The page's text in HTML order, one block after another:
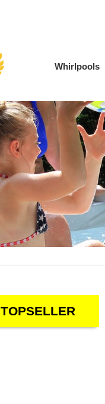
Whirlpools
TOPSELLER